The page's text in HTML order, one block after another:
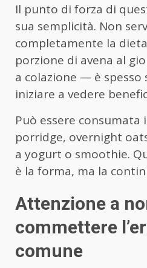
Il punto di forza di
sua semplicità. Non
completamente la
porzione di avena al
a colazione — è
iniziare a vedere
Può essere consumata
porridge, overnight
a yogurt o smoothie.
è la forma, ma la
Attenzione a
commettere
comune